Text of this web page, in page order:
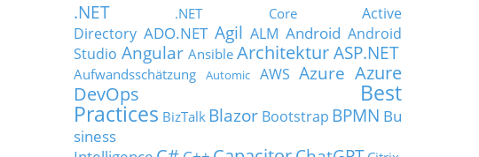
.NET .NET Core
Active
Directory ADO.NET Agil ALM Android Android
Studio Angular Ansible Architektur ASP.NET
Aufwandsschätzung Automic AWS Azure Azure
DevOps
Best
Practices BizTalk Blazor Bootstrap BPMN Bu
siness